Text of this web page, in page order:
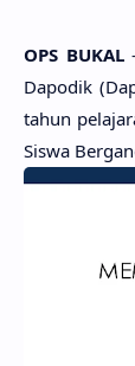
OPS BUKAL-
Dapodik
tahun
Siswa